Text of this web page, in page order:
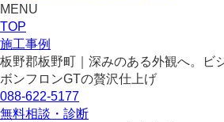
MENU
TOP
施工事例
板野郡板野町｜深みのある外観へ。ビ
ボンフロンGTの贅沢仕上げ
088-622-5177
無料相談・診断